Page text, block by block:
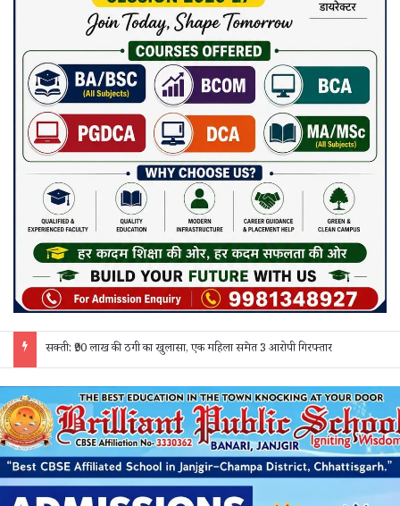
सक्ती: ₹90 लाख की ठगी का खुलासा, एक महिला समेत 3 आरोपी गिरफ्तार